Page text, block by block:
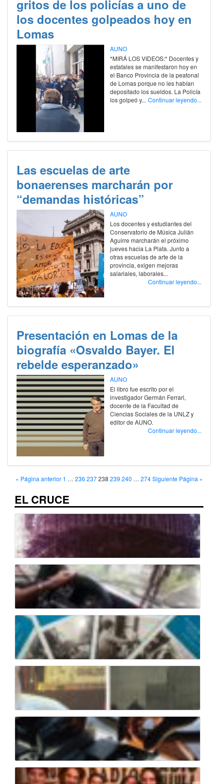
gritos de los policías a uno de
los docentes golpeados hoy en
Lomas
AUNO
*MIRÁ LOS VIDEOS:* Docentes y
estatales se manifestaron hoy en
el Banco Provincia de la peatonal
de Lomas porque no les habían
depositado los sueldos. La Policía
los golpeó y... Continuar leyendo...
Las escuelas de arte
bonaerenses marcharán por
“demandas históricas”
AUNO
Los docentes y estudiantes del
Conservatorio de Música Julián
Aguirre marcharán el próximo
jueves hacia La Plata. Junto a
otras escuelas de arte de la
provincia, exigen mejoras
salariales, laborales...
Continuar leyendo...
Presentación en Lomas de la
biografía «Osvaldo Bayer. El
rebelde esperanzado»
AUNO
El libro fue escrito por el
investigador Germán Ferrari,
docente de la Facultad de
Ciencias Sociales de la UNLZ y
editor de AUNO.
Continuar leyendo...
« Página anterior 1 … 236 237 238 239 240 … 274 Siguiente Página »
EL CRUCE